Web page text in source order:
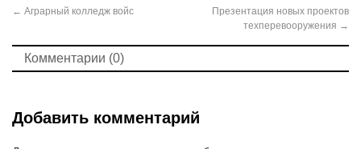
← Аграрный колледж войс
Презентация новых проектов
техперевооружения →
Комментарии (0)
Добавить комментарий